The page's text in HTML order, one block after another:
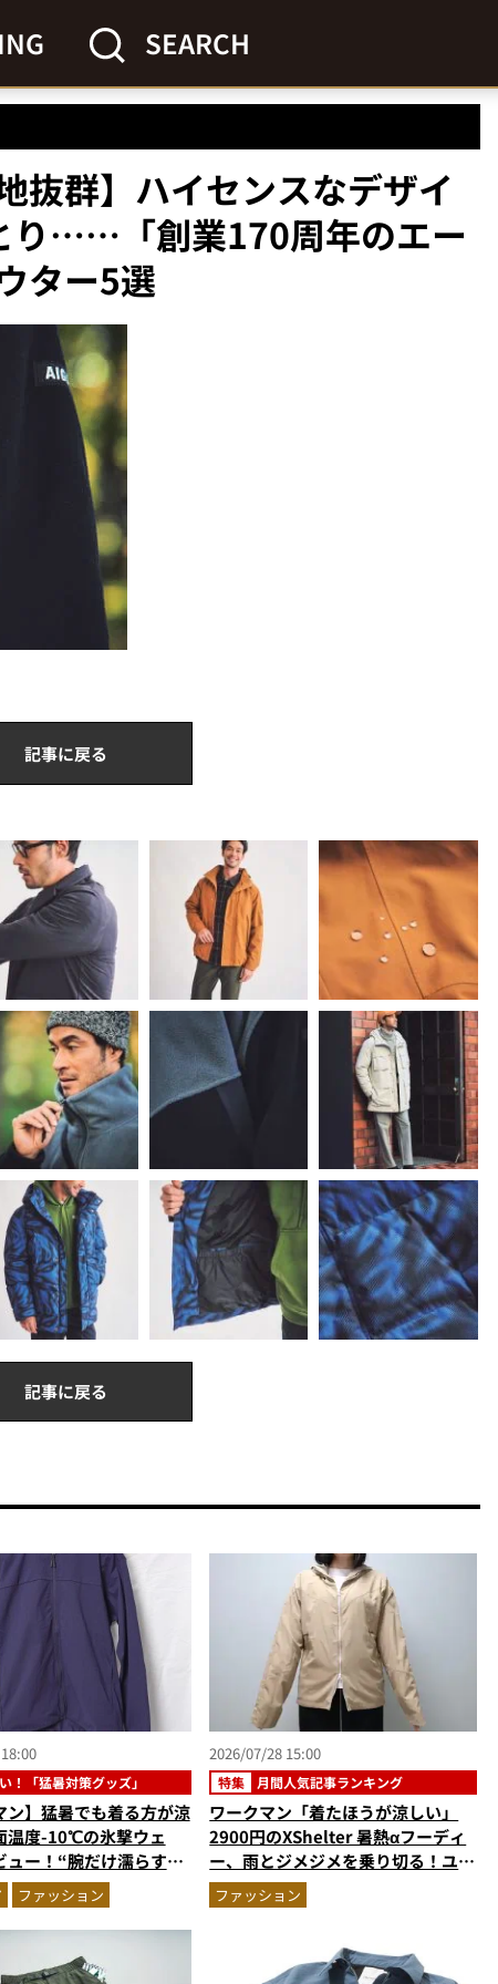
SEARCH
抜群】ハイセンスなデザイ
り……「創業170周年のエー
ター5選
記事に戻る
記事に戻る
！「猛暑対策グッズ」
ン】猛暑でも着る方が涼
温度-10℃の氷撃ウェ
ュー！“腕だけ濡らすの
化冷却機能が凄い
ファッション
2026/07/28 15:00
特集 月間人気記事ランキング
ワークマン「着たほうが涼しい」
2900円のXShelter 暑熱αフーディ
ー、雨とジメジメを乗り切る！ユニ
クロの雨対策UVパーカ…ほか【ア
ウターの人気記事ランキングベスト
ファッション